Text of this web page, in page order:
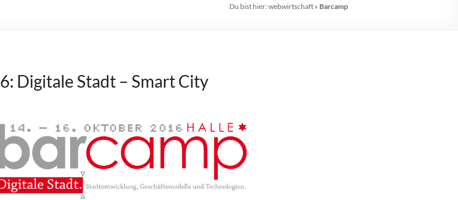
Du bist hier: webwirtschaft » Barcamp
Digitale Stadt – Smart City